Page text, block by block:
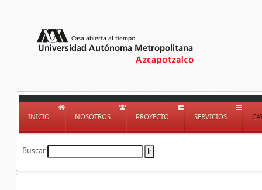
INICIO NOSOTROS PROYECTO SERVICIOS
Buscar